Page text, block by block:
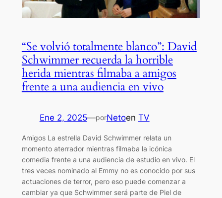
“Se volvió totalmente blanco”: David
Schwimmer recuerda la horrible
herida mientras filmaba a amigos
frente a una audiencia en vivo
Ene 2, 2025—porNetoen TV
Amigos La estrella David Schwimmer relata un
momento aterrador mientras filmaba la icónica
comedia frente a una audiencia de estudio en vivo. El
tres veces nominado al Emmy no es conocido por sus
actuaciones de terror, pero eso puede comenzar a
cambiar ya que Schwimmer será parte de Piel de